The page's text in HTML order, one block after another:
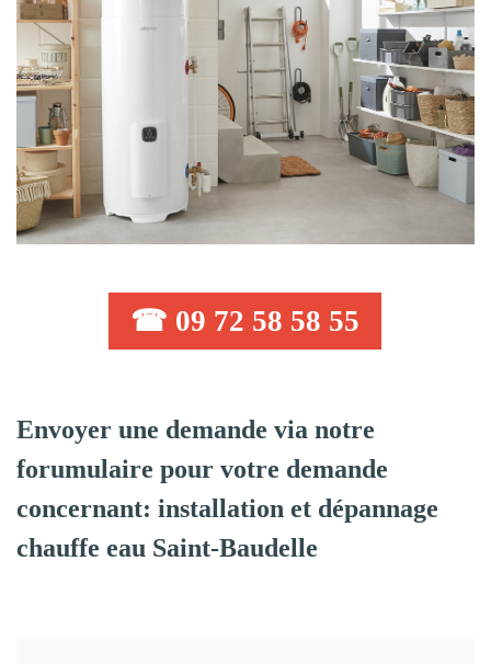
☎ 09 72 58 58 55
Envoyer une demande via notre
forumulaire pour votre demande
concernant: installation et dépannage
chauffe eau Saint-Baudelle